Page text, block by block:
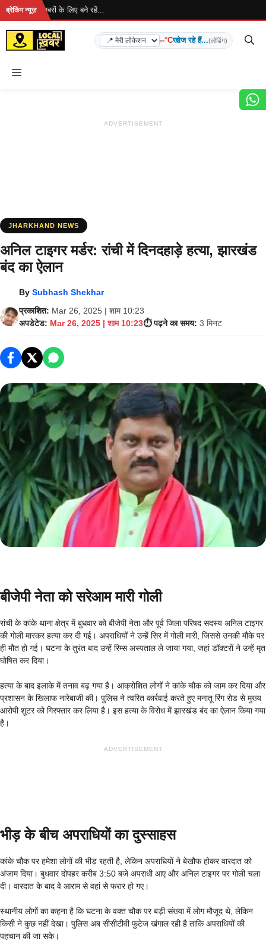
Skip
content
ब्रेकिंग न्यूज़
है... ताज़ा खबरों के लिए बने रहें...
--°Cखोज रहे हैं...(लोडिंग)
Menu
ADVERTISEMENT
JHARKHAND NEWS
अनिल टाइगर मर्डर: रांची में दिनदहाड़े हत्या, झारखंड
बंद का ऐलान
By Subhash Shekhar
प्रकाशित: Mar 26, 2025 | शाम 10:23
अपडेटेड: Mar 26, 2025 | शाम 10:23⏱️ पढ़ने का समय: 3 मिनट
बीजेपी नेता को सरेआम मारी गोली
रांची के कांके थाना क्षेत्र में बुधवार को बीजेपी नेता और पूर्व जिला परिषद सदस्य अनिल टाइगर
की गोली मारकर हत्या कर दी गई। अपराधियों ने उन्हें सिर में गोली मारी, जिससे उनकी मौके पर
ही मौत हो गई। घटना के तुरंत बाद उन्हें रिम्स अस्पताल ले जाया गया, जहां डॉक्टरों ने उन्हें मृत
घोषित कर दिया।
हत्या के बाद इलाके में तनाव बढ़ गया है। आक्रोशित लोगों ने कांके चौक को जाम कर दिया और
प्रशासन के खिलाफ नारेबाजी की। पुलिस ने त्वरित कार्रवाई करते हुए मनातू रिंग रोड से मुख्य
आरोपी शूटर को गिरफ्तार कर लिया है। इस हत्या के विरोध में झारखंड बंद का ऐलान किया गया
है।
ADVERTISEMENT
भीड़ के बीच अपराधियों का दुस्साहस
कांके चौक पर हमेशा लोगों की भीड़ रहती है, लेकिन अपराधियों ने बेखौफ होकर वारदात को
अंजाम दिया। बुधवार दोपहर करीब 3:50 बजे अपराधी आए और अनिल टाइगर पर गोली चला
दी। वारदात के बाद वे आराम से वहां से फरार हो गए।
स्थानीय लोगों का कहना है कि घटना के वक्त चौक पर बड़ी संख्या में लोग मौजूद थे, लेकिन
किसी ने कुछ नहीं देखा। पुलिस अब सीसीटीवी फुटेज खंगाल रही है ताकि अपराधियों की
पहचान की जा सके।